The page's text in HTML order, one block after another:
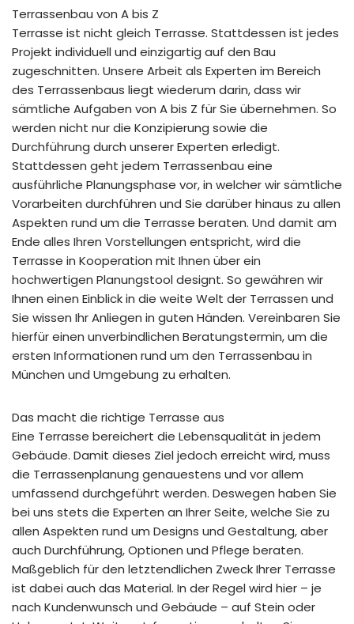
Terrassenbau von A bis Z
Terrasse ist nicht gleich Terrasse. Stattdessen ist jedes
Projekt individuell und einzigartig auf den Bau
zugeschnitten. Unsere Arbeit als Experten im Bereich
des Terrassenbaus liegt wiederum darin, dass wir
sämtliche Aufgaben von A bis Z für Sie übernehmen. So
werden nicht nur die Konzipierung sowie die
Durchführung durch unserer Experten erledigt.
Stattdessen geht jedem Terrassenbau eine
ausführliche Planungsphase vor, in welcher wir sämtliche
Vorarbeiten durchführen und Sie darüber hinaus zu allen
Aspekten rund um die Terrasse beraten. Und damit am
Ende alles Ihren Vorstellungen entspricht, wird die
Terrasse in Kooperation mit Ihnen über ein
hochwertigen Planungstool designt. So gewähren wir
Ihnen einen Einblick in die weite Welt der Terrassen und
Sie wissen Ihr Anliegen in guten Händen. Vereinbaren Sie
hierfür einen unverbindlichen Beratungstermin, um die
ersten Informationen rund um den Terrassenbau in
München und Umgebung zu erhalten.
Das macht die richtige Terrasse aus
Eine Terrasse bereichert die Lebensqualität in jedem
Gebäude. Damit dieses Ziel jedoch erreicht wird, muss
die Terrassenplanung genauestens und vor allem
umfassend durchgeführt werden. Deswegen haben Sie
bei uns stets die Experten an Ihrer Seite, welche Sie zu
allen Aspekten rund um Designs und Gestaltung, aber
auch Durchführung, Optionen und Pflege beraten.
Maßgeblich für den letztendlichen Zweck Ihrer Terrasse
ist dabei auch das Material. In der Regel wird hier – je
nach Kundenwunsch und Gebäude – auf Stein oder